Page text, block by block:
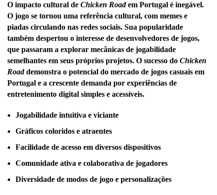
O impacto cultural de Chicken Roadem Portugal é inegável.
O jogo se tornou uma referência cultural, com memes e
piadas circulando nas redes sociais. Sua popularidade
também despertou o interesse de desenvolvedores de jogos,
que passaram a explorar mecânicas de jogabilidade
semelhantes em seus próprios projetos. O sucesso do Chicken
Roaddemonstra o potencial do mercado de jogos casuais em
Portugal e a crescente demanda por experiências de
entretenimento digital simples e acessíveis.
Jogabilidade intuitiva e viciante
Gráficos coloridos e atraentes
Facilidade de acesso em diversos dispositivos
Comunidade ativa e colaborativa de jogadores
Diversidade de modos de jogo e personalizações